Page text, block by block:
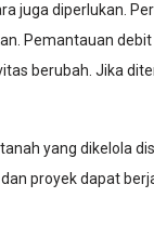
juga diperlukan.
Pemantauan
berubah. Jika
yang dikelola
proyek dapat